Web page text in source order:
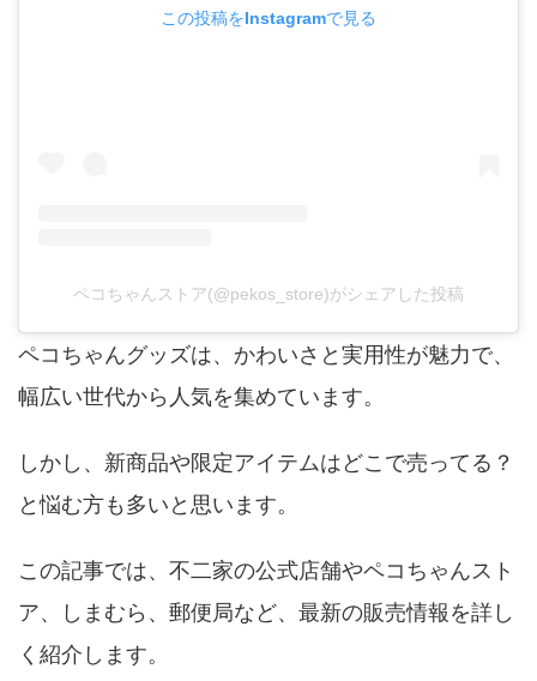
この投稿をInstagramで見る
ペコちゃんストア(@pekos_store)がシェアした投稿
ペコちゃんグッズは、かわいさと実用性が魅力で、
幅広い世代から人気を集めています。
しかし、新商品や限定アイテムはどこで売ってる？
と悩む方も多いと思います。
この記事では、不二家の公式店舗やペコちゃんスト
ア、しまむら、郵便局など、最新の販売情報を詳し
く紹介します。